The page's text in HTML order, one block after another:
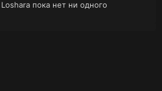
пока нет ни одного